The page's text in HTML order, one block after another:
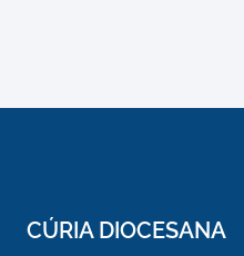
CÚRIA DIOCESANA